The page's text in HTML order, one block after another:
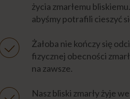
życia zmarłemu
abyśmy potrafili cieszyć
Żałoba nie kończy się
fizycznej obecności
na zawsze.
Nasz bliski zmarły żyje